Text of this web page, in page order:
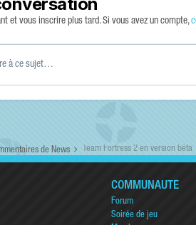
et vous inscrire plus tard. Si vous avez un compte,
à ce sujet…
de News Team Fortress 2 en version bêta
COMMUNAUTÉ
Forum
Soirée de jeu